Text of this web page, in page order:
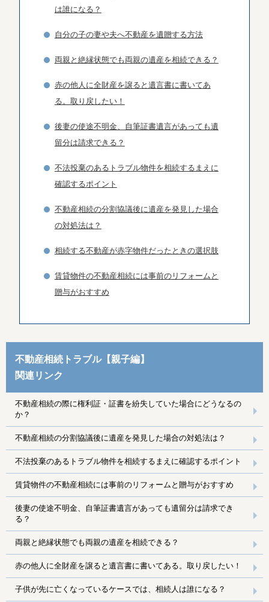
は誰になる？
自分の子の妻や夫へ不動産を遺贈する方法
両親と絶縁状態でも両親の遺産を相続できる？
赤の他人に全財産を譲ると遺言書に書いてあ
る。取り戻したい！
後妻の使途不明金、自筆証書遺言があっても遺
留分は請求できる？
不法投棄のあるトラブル物件を相続するまえに
確認するポイント
不動産相続の分割協議後に遺産を発見した場合
の対処法は？
相続する不動産が赤字物件だったときの選択肢
賃貸物件の不動産相続には事前のリフォームと
贈与がおすすめ
不動産相続トラブル【親子編】
関連リンク
不動産相続の際に権利証・証書を紛失していた場合にどうなるの
か？
不動産相続の分割協議後に遺産を発見した場合の対処法は？
不法投棄のあるトラブル物件を相続するまえに確認するポイント
賃貸物件の不動産相続には事前のリフォームと贈与がおすすめ
後妻の使途不明金、自筆証書遺言があっても遺留分は請求でき
る？
両親と絶縁状態でも両親の遺産を相続できる？
赤の他人に全財産を譲ると遺言書に書いてある。取り戻したい！
子供が先に亡くなっているケースでは、相続人は誰になる？